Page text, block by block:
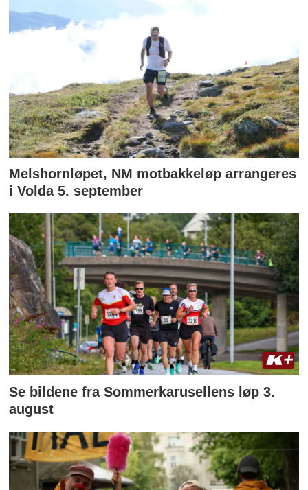
Melshornløpet, NM motbakkeløp arrangeres
i Volda 5. september
Se bildene fra Sommerkarusellens løp 3.
august